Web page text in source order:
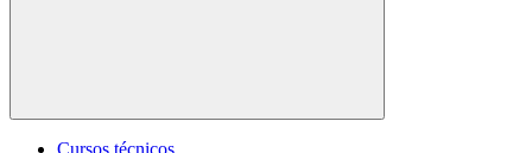
Buscar
Cursos técnicos